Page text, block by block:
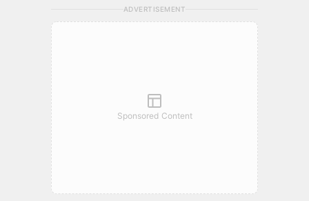
ADVERTISEMENT
Sponsored Content